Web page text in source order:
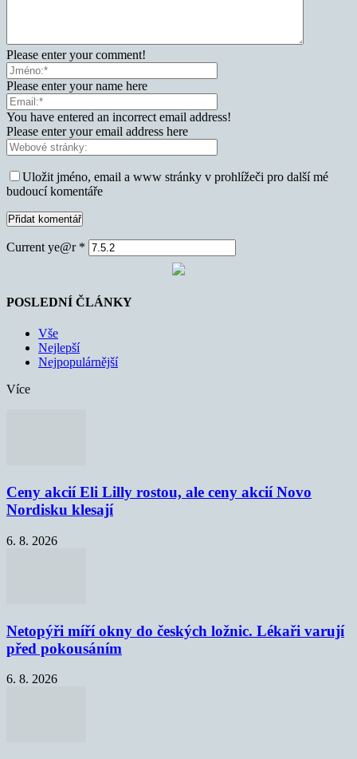
Please enter your comment!
Please enter your name here
You have entered an incorrect email address!
Please enter your email address here
Uložit jméno, email a www stránky v prohlížeči pro další mé
budoucí komentáře
Current ye@r *
POSLEDNÍ ČLÁNKY
Vše
Nejlepší
Nejpopulárnější
Více
Ceny akcií Eli Lilly rostou, ale ceny akcií Novo
Nordisku klesají
6. 8. 2026
Netopýři míří okny do českých ložnic. Lékaři varují
před pokousáním
6. 8. 2026